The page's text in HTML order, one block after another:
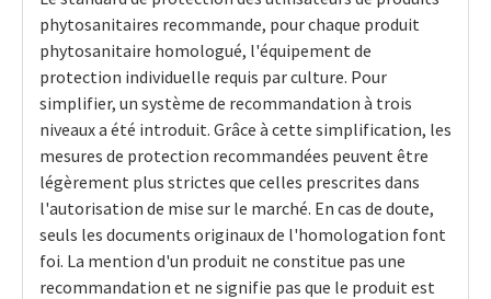
phytosanitaires recommande, pour chaque produit
phytosanitaire homologué, l'équipement de
protection individuelle requis par culture. Pour
simplifier, un système de recommandation à trois
niveaux a été introduit. Grâce à cette simplification, les
mesures de protection recommandées peuvent être
légèrement plus strictes que celles prescrites dans
l'autorisation de mise sur le marché. En cas de doute,
seuls les documents originaux de l'homologation font
foi. La mention d'un produit ne constitue pas une
recommandation et ne signifie pas que le produit est